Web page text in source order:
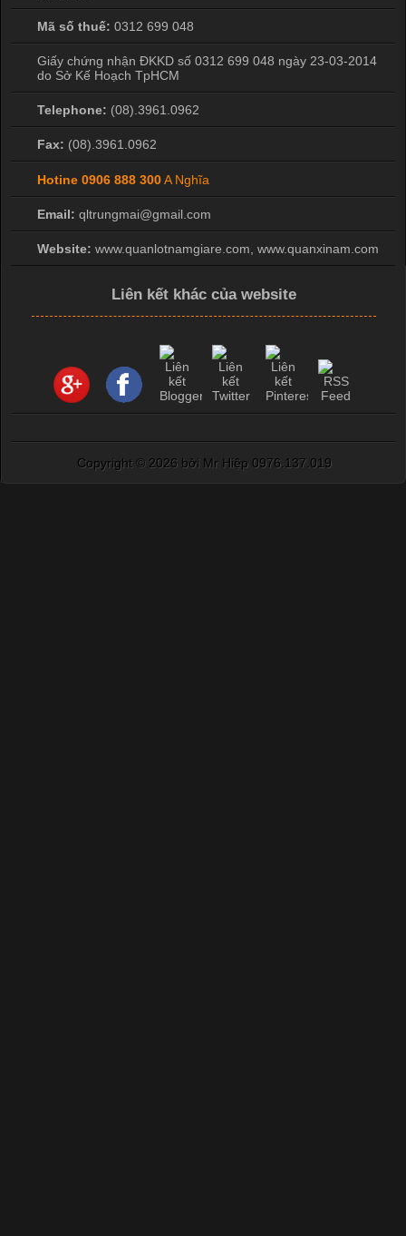
Mã số thuế: 0312 699 048
Giấy chứng nhận ĐKKD số 0312 699 048 ngày 23-03-2014
do Sở Kế Hoạch TpHCM
Telephone: (08).3961.0962
Fax: (08).3961.0962
Hotine 0906 888 300A Nghĩa
Email: qltrungmai@gmail.com
Website: www.quanlotnamgiare.com, www.quanxinam.com
Liên kết khác của website
Copyright © 2026 bởi Mr Hiệp 0976.137.019